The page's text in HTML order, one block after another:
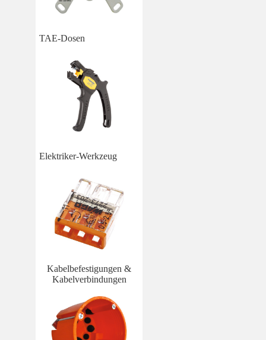
TAE-Dosen
Elektriker-Werkzeug
Kabelbefestigungen &
Kabelverbindungen